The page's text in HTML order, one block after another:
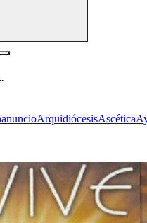
anuncioArquidiócesisAscética